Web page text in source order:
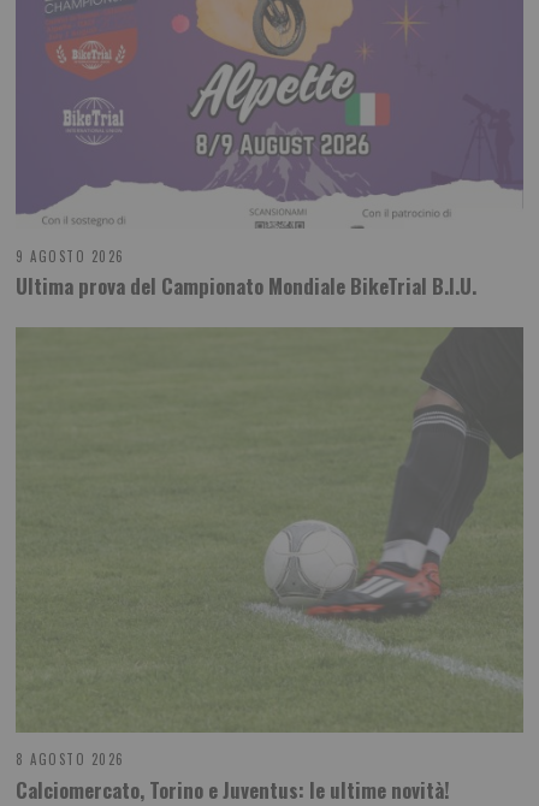
9 AGOSTO 2026
Ultima prova del Campionato Mondiale BikeTrial B.I.U.
8 AGOSTO 2026
Calciomercato, Torino e Juventus: le ultime novità!